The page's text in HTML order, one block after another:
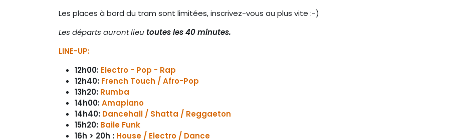
Les places à bord du tram sont limitées, inscrivez-vous au plus vite :-)
Les départs auront lieu toutes les 40 minutes.
LINE-UP:
12h00: Electro - Pop - Rap
12h40: French Touch / Afro-Pop
13h20: Rumba
14h00:Amapiano
14h40: Dancehall / Shatta / Reggaeton
15h20: Baile Funk
16h > 20h : House / Electro / Dance